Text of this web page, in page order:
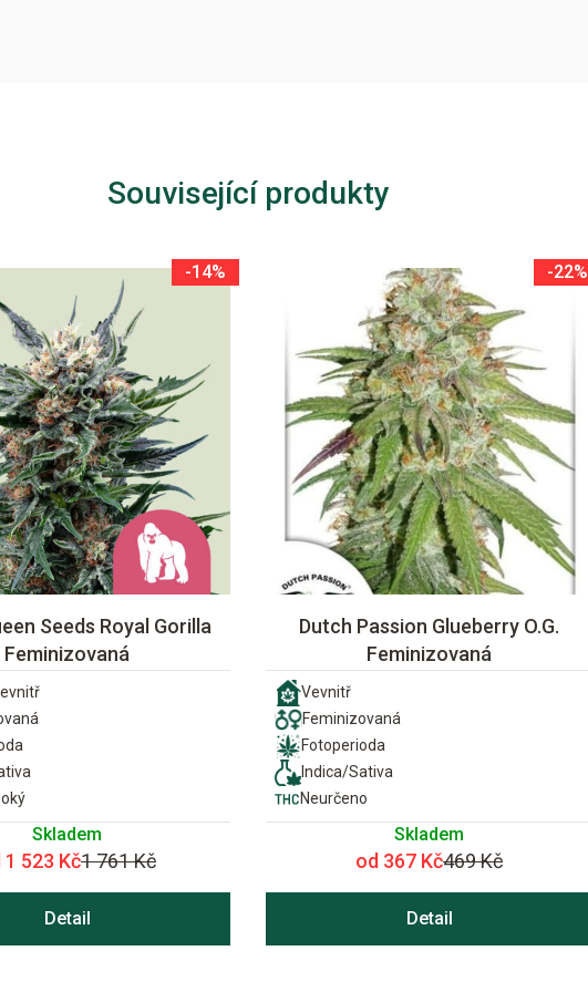
Související produkty
-14%
Seeds Royal Gorilla
Feminizovaná
Skladem
1 523 Kč1 761 Kč
Detail
-22%
Dutch Passion Glueberry O.G.
Feminizovaná
Vevnitř
Feminizovaná
Fotoperioda
Indica/Sativa
Neurčeno
Skladem
od 367 Kč469 Kč
Detail